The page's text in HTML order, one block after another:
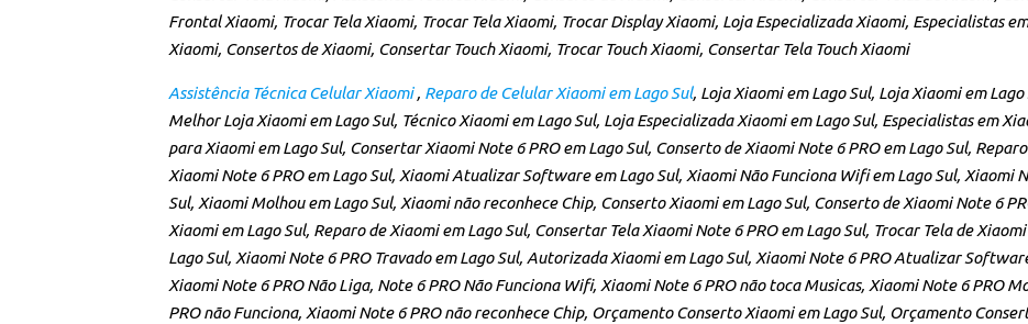
Frontal Xiaomi, Trocar Tela Xiaomi, Trocar Tela Xiaomi, Trocar Display Xiaomi, Loja Especializada Xiaomi, Especialistas
Xiaomi, Consertos de Xiaomi, Consertar Touch Xiaomi, Trocar Touch Xiaomi, Consertar Tela Touch Xiaomi
Assistência Técnica Celular Xiaomi, Reparo de Celular Xiaomi em Lago Sul, Loja Xiaomi em Lago Sul, Loja Xiaomi em
Melhor Loja Xiaomi em Lago Sul, Técnico Xiaomi em Lago Sul, Loja Especializada Xiaomi em Lago Sul, Especialistas em
para Xiaomi em Lago Sul, Consertar Xiaomi Note 6 PRO em Lago Sul, Conserto de Xiaomi Note 6 PRO em Lago Sul,
Xiaomi Note 6 PRO em Lago Sul, Xiaomi Atualizar Software em Lago Sul, Xiaomi Não Funciona Wifi em Lago Sul, Xiaomi
Sul, Xiaomi Molhou em Lago Sul, Xiaomi não reconhece Chip, Conserto Xiaomi em Lago Sul, Conserto de Xiaomi Note 6
Xiaomi em Lago Sul, Reparo de Xiaomi em Lago Sul, Consertar Tela Xiaomi Note 6 PRO em Lago Sul, Trocar Tela de
Lago Sul, Xiaomi Note 6 PRO Travado em Lago Sul, Autorizada Xiaomi em Lago Sul, Xiaomi Note 6 PRO Atualizar
Xiaomi Note 6 PRO Não Liga, Note 6 PRO Não Funciona Wifi, Xiaomi Note 6 PRO não toca Musicas, Xiaomi Note 6 PRO
PRO não Funciona, Xiaomi Note 6 PRO não reconhece Chip, Orçamento Conserto Xiaomi em Lago Sul, Orçamento